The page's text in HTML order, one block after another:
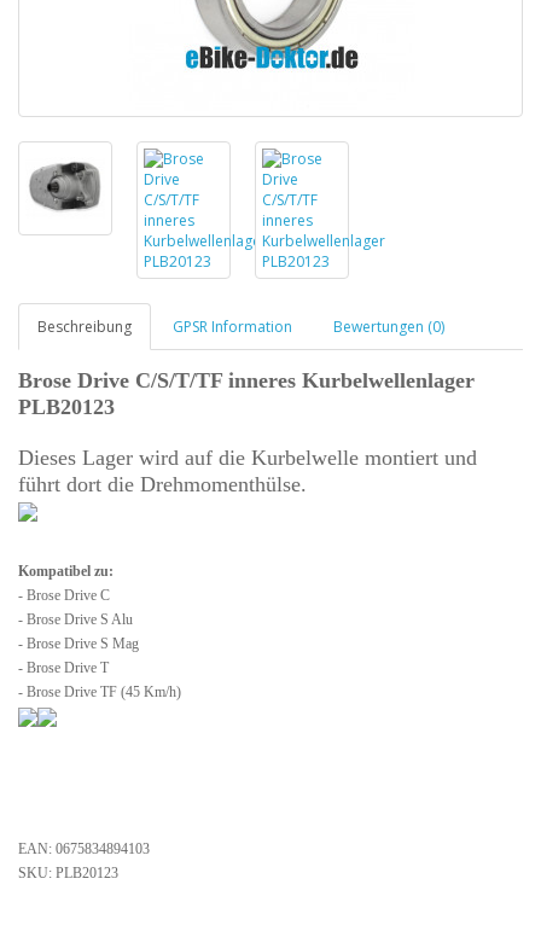
Beschreibung GPSR Information Bewertungen (0)
Brose Drive C/S/T/TF inneres Kurbelwellenlager
PLB20123
Dieses Lager wird auf die Kurbelwelle montiert und
führt dort die Drehmomenthülse.
Kompatibel zu:
- Brose Drive C
- Brose Drive S Alu
- Brose Drive S Mag
- Brose Drive T
- Brose Drive TF (45 Km/h)
EAN: 0675834894103
SKU: PLB20123